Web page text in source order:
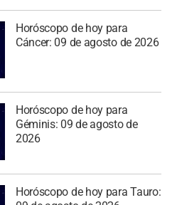
Horóscopo de hoy para
Cáncer: 09 de agosto de 2026
Horóscopo de hoy para
Géminis: 09 de agosto de
2026
Horóscopo de hoy para Tauro: